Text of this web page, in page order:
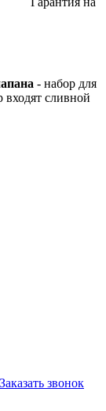
- набор для
сливной
Заказать звонок